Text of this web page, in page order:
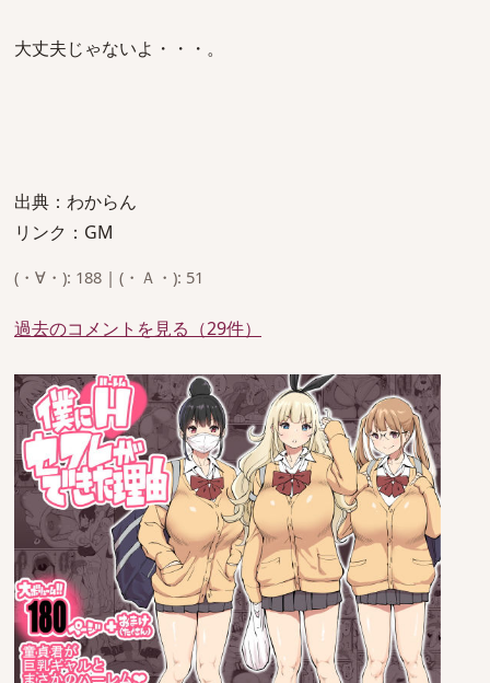
大丈夫じゃないよ・・・。
出典：わからん
リンク：GM
(・∀・): 188 | (・Ａ・): 51
過去のコメントを見る（29件）